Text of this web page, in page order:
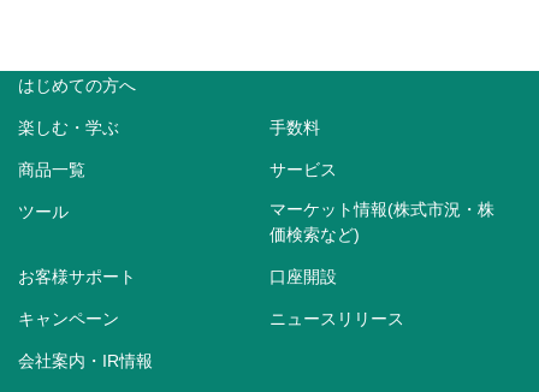
はじめての方へ
楽しむ・学ぶ 手数料
商品一覧 サービス
ツール
マーケット情報(株式市況・株
価検索など)
お客様サポート 口座開設
キャンペーン ニュースリリース
会社案内・IR情報